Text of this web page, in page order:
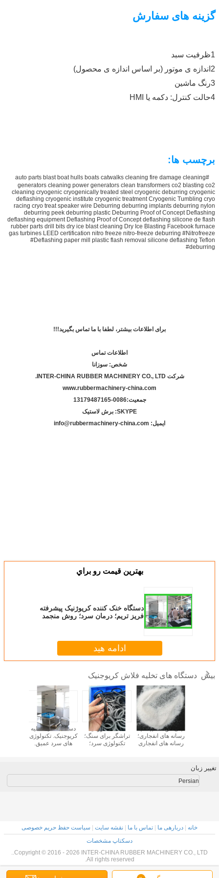
گزینه های سفارش
1ظرفیت سبد
2اندازه ی موتور (بر اساس اندازه ی محصول)
3رنگ ماشین
4حالت کنترل: دکمه یا HMI
برچسب ها:
#auto parts blast boat hulls boats catwalks cleaning fire damage cleaning
generators cleaning power generators clean transformers co2 blasting co2
cleaning cryogenic cryogenically treated steel cryogenic deburring cryogenic
deflashing cryogenic institute cryogenic treatment Cryogenic Tumbling cryo
racing cryo treat speaker wire Deburring deburring implants deburring nylon
deburring peek deburring plastic Deburring Proof of Concept Deflashing
deflashing equipment Deflashing Proof of Concept deflashing silicone de flash
rubber parts drill bits dry ice blast cleaning Dry Ice Blasting Facebook furnace
gas turbines LEED certification nitro freeze nitro-freeze deburring #Nitrofreeze
#Deflashing paper mill plastic flash removal silicone deflashing Teflon
#deburring
برای اطلاعات بیشتر، لطفا با ما تماس بگیرید!!!
اطلاعات تماس
شخص: سوزانا
شرکت INTER-CHINA RUBBER MACHINERY CO., LTD.
www.rubbermachinery-china.com
جمعيت:
0086-13179487165
SKYPE: برش لاستیک
ایمیل: info@rubbermachinery-china.com
بهترين قيمت رو براي
دستگاه خنک کننده کریوژنیک پیشرفته
فریز تریم؛ درمان سرد؛ روش منجمد
ادامه هید
بیش دستگاه های تخلیه فلاش کریوجنیک
دستگاه تخلیه/تخلیه
کریوجنیک. تکنولوژی
های سرد عمیق.
مطالعه موردی:
تراشگر برای سنگ؛
تکنولوژی سرد؛
کننده؛ سیستم خنک
رسانه های انفجاری؛
رسانه های انفجاری
های انفجاری پلی
تغییر زبان
Persian
خانه دربارهی ما تماس با ما نقشه سایت
سیاست حفظ حریم خصوصی
دسکتاپ مشخصات
Copyright © 2016 - 2026 INTER-CHINA RUBBER MACHINERY CO., LTD..
All rights reserved.